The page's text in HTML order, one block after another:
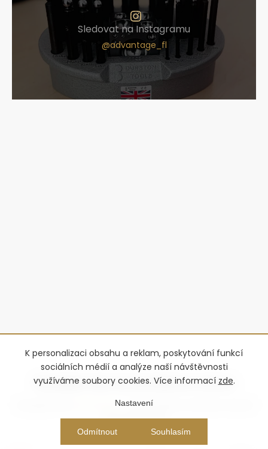
K personalizaci obsahu a reklam, poskytování funkcí
sociálních médií a analýze naší návštěvnosti
využíváme soubory cookies. Více informací zde.
Nastavení
Odmítnout Souhlasím
Sledovat na Instagramu
Vytvořil Shoptet Premium
Advantage-fl. Všechna práva vyhrazena.
nastavení cookies